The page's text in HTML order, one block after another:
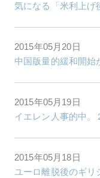
気になる「米利上げ
2015年05月20日
中国版量的緩和開始
2015年05月19日
イエレン人事的中。
2015年05月18日
ユーロ離脱後のギリ